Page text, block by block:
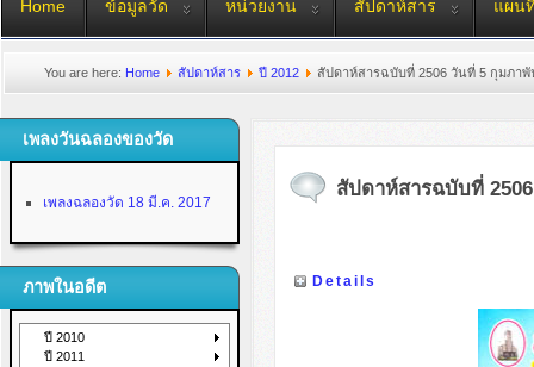
Home ข้อมูลวัด หน่วยงาน สัปดาห์สาร แผน
You are here: Home สัปดาห์สาร ปี 2012 สัปดาห์สารฉบับที่ 2506 วันที่ 5 กุมภาพั
เพลงวันฉลองของวัด
เพลงฉลองวัด 18 มี.ค. 2017
ภาพในอดีต
ปี 2010
ปี 2011
สัปดาห์สารฉบับที่
Details